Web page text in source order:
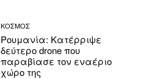
ΚΟΣΜΟΣ
Ρουμανία: Κατέρριψε
δεύτερο drone που
παραβίασε τον εναέριο
χώρο της